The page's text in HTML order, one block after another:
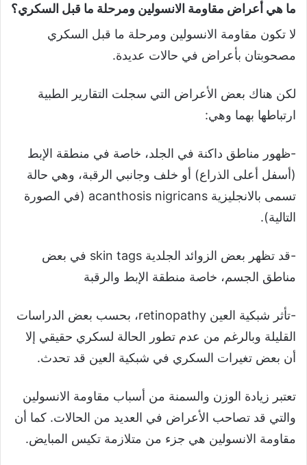
ما هي أعراض مقاومة الانسولين ومرحلة ما قبل السكري؟
لا تكون مقاومة الانسولين ومرحلة ما قبل السكري
مصحوبتان بأعراض في حالات عديدة.
لكن هناك بعض الأعراض التي سجلت التقارير الطبية
ارتباطها بهما وهي:
-ظهور مناطق داكنة في الجلد، خاصة في منطقة الإبط
(أسفل أعلى الذراع) أو خلف وجانبي الرقبة، وهي حالة
تسمى بالانجليزية acanthosis nigricans (في الصورة
التالية).
-قد تظهر بعض الزوائد الجلدية skin tags في بعض
مناطق الجسم، خاصة منطقة الإبط والرقبة
-تأثر شبكية العين retinopathy، بحسب بعض الدراسات
القليلة وبالرغم من عدم تطور الحالة لسكري حقيقي إلا
أن بعض تغيرات السكري في شبكية العين قد تحدث.
تعتبر زيادة الوزن والسمنة من أسباب مقاومة الانسولين
والتي قد تصاحب الأعراض في العديد من الحالات. كما أن
مقاومة الانسولين هي جزء من متلازمة تكيس المبايض.